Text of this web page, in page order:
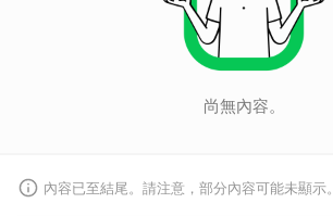
尚無內容。
內容已至結尾。請注意，部分內容可能未顯示。